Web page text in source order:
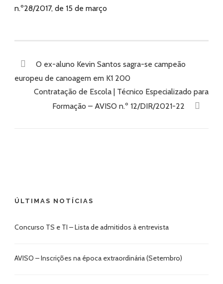
n.º28/2017, de 15 de março
O ex-aluno Kevin Santos sagra-se campeão
europeu de canoagem em K1 200
Contratação de Escola | Técnico Especializado para
Formação – AVISO n.º 12/DIR/2021-22
ÚLTIMAS NOTÍCIAS
Concurso TS e TI – Lista de admitidos à entrevista
AVISO – Inscrições na época extraordinária (Setembro)